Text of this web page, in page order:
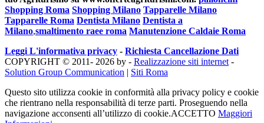
Shopping Roma Shopping Milano Tapparelle Milano
Tapparelle Roma Dentista Milano Dentista a
Milano,smaltimento raee roma Manutenzione Caldaie Roma
Leggi L'informativa privacy - Richiesta Cancellazione Dati
COPYRIGHT © 2011- 2026 by - Realizzazione siti internet-
Solution Group Communication | Siti Roma
Questo sito utilizza cookie in conformità alla privacy policy e cookie
che rientrano nella responsabilità di terze parti. Proseguendo nella
navigazione acconsenti all’utilizzo di cookie.ACCETTO Maggiori